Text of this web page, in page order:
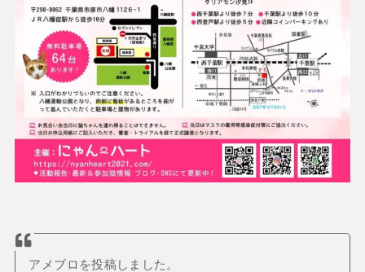
アメブロを投稿しました。